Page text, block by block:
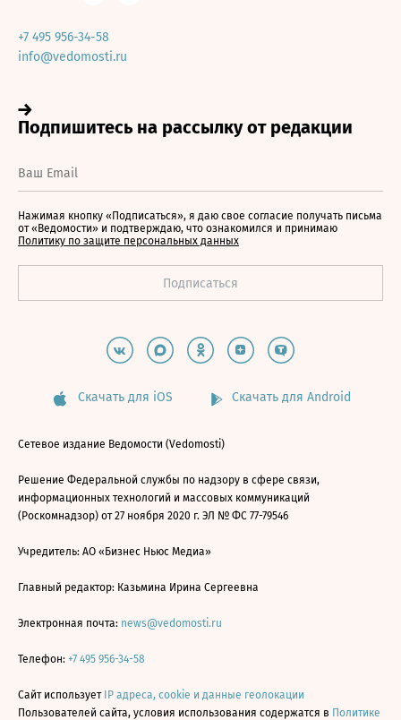
+7 495 956-34-58
info@vedomosti.ru
Нажимая кнопку «Подписаться», я даю свое согласие получать письма
от «Ведомости» и подтверждаю, что ознакомился и принимаю
Политику по защите персональных данных
Скачать для iOS Скачать для Android
Сетевое издание Ведомости (Vedomosti)
Решение Федеральной службы по надзору в сфере связи,
информационных технологий и массовых коммуникаций
(Роскомнадзор) от 27 ноября 2020 г. ЭЛ № ФС 77-79546
Учредитель: АО «Бизнес Ньюс Медиа»
Главный редактор: Казьмина Ирина Сергеевна
Электронная почта: news@vedomosti.ru
Телефон: +7 495 956-34-58
Сайт использует IP адреса, cookie и данные геолокации
Пользователей сайта, условия использования содержатся в Политике